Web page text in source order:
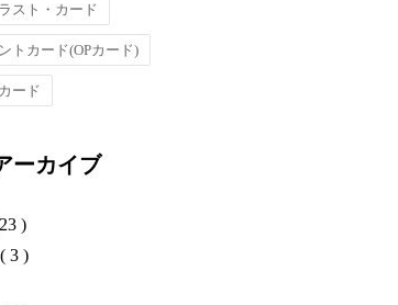
スト・カード
トカード(OPカード)
ード
ーカイブ
)
( 3 )